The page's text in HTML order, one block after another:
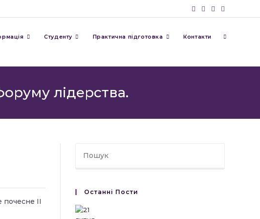
Студенту Практична підготовка Контакти
лідерства.
ІІ
Останні Пости